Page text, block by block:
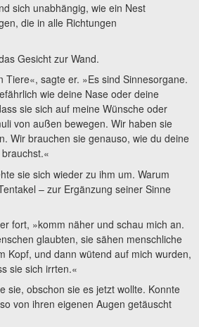
sich unabhängig, wie ein Nest
die in alle Richtungen
Gesicht zur Wand.
Tiere«, sagte er. »Es sind Sinnesorgane.
wie deine Nase oder deine
sie sich auf meine Wünsche oder
von außen bewegen. Wir haben sie
Wir brauchen sie genauso, wie du deine
sie sich wieder zu ihm um. Warum
– zur Ergänzung seiner Sinne
fort, »komm näher und schau mich an.
glaubten, sie sähen menschliche
Kopf, und dann wütend auf mich wurden,
sie sich irrten.«
sie, obschon sie es jetzt wollte. Konnte
von ihren eigenen Augen getäuscht